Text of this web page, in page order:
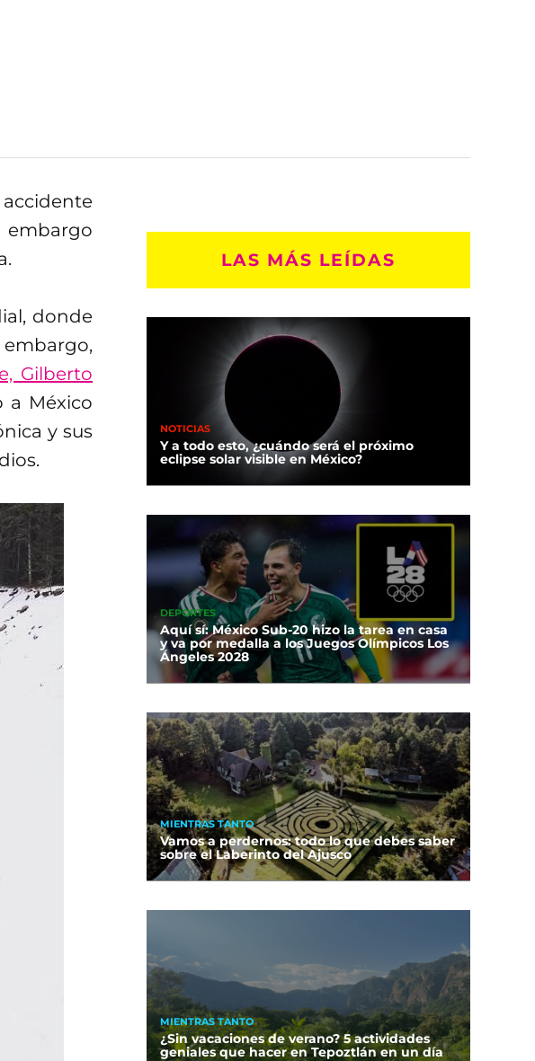
embargo
donde
embargo,
Gilberto
a México
y sus
LAS MÁS LEÍDAS
NOTICIAS
Y a todo esto, ¿cuándo será el próximo
eclipse solar visible en México?
DEPORTES
Aquí sí: México Sub-20 hizo la tarea en casa
y va por medalla a los Juegos Olímpicos Los
Ángeles 2028
MIENTRAS TANTO
Vamos a perdernos: todo lo que debes saber
sobre el Laberinto del Ajusco
MIENTRAS TANTO
¿Sin vacaciones de verano? 5 actividades
geniales que hacer en Tepoztlán en un día